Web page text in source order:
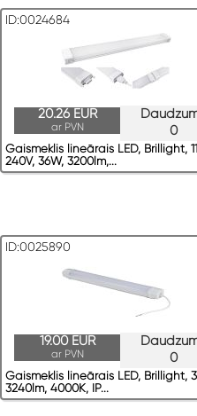
ID:0024684
0
20.26 EUR
ar PVN
Gaismeklis lineārais LED, Brillight,
240V, 36W, 3200lm,...
ID:0025890
0
19.00 EUR
ar PVN
Gaismeklis lineārais LED, Brillight,
3240lm, 4000K, IP...